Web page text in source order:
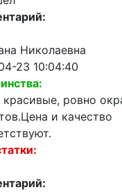
Николаевна
23 10:04:40
ровно
и качество